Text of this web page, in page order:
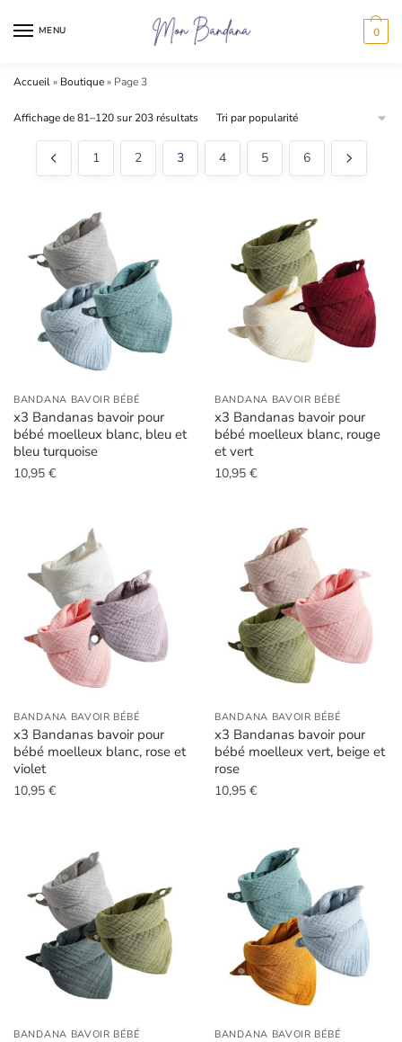
MENU 0
Accueil» Boutique» Page 3
Affichage de 81–120 sur 203 résultatsTrié
1 2 3 4 5 6
BANDANA BAVOIR BÉBÉ
x3 Bandanas bavoir pour
bébé moelleux blanc, bleu et
bleu turquoise
10,95 €
BANDANA BAVOIR BÉBÉ
x3 Bandanas bavoir pour
bébé moelleux blanc, rouge
et vert
10,95 €
BANDANA BAVOIR BÉBÉ
x3 Bandanas bavoir pour
bébé moelleux blanc, rose et
violet
10,95 €
BANDANA BAVOIR BÉBÉ
x3 Bandanas bavoir pour
bébé moelleux vert, beige et
rose
10,95 €
BANDANA BAVOIR BÉBÉ BANDANA BAVOIR BÉBÉ